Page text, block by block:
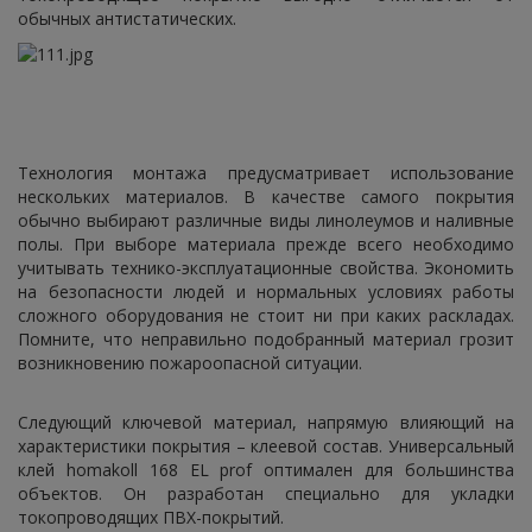
обычных антистатических.
Технология монтажа предусматривает использование
нескольких материалов. В качестве самого покрытия
обычно выбирают различные виды линолеумов и наливные
полы. При выборе материала прежде всего необходимо
учитывать технико-эксплуатационные свойства. Экономить
на безопасности людей и нормальных условиях работы
сложного оборудования не стоит ни при каких раскладах.
Помните, что неправильно подобранный материал грозит
возникновению пожароопасной ситуации.
Следующий ключевой материал, напрямую влияющий на
характеристики покрытия – клеевой состав. Универсальный
клей homakoll 168 EL prof оптимален для большинства
объектов. Он разработан специально для укладки
токопроводящих ПВХ-покрытий.